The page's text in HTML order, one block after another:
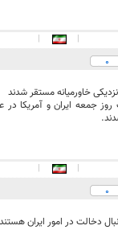
|
|
0
روز جمعه ایران و آمریکا
|
|
0
دخالت در امور ایران